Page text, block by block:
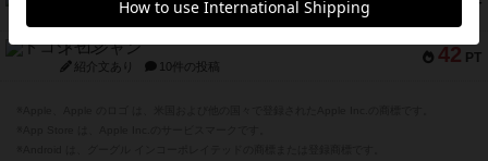
PT
紹介文なし 1件の投稿
42 PT
ドコジャン
紹介文あり 10件の投稿